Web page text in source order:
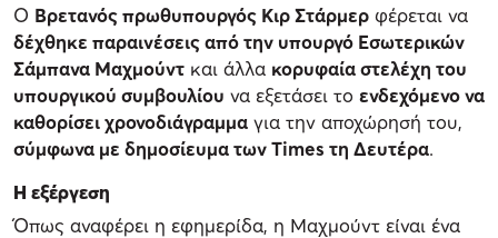
Ο Βρετανός πρωθυπουργός Κιρ Στάρμερ φέρεται να
δέχθηκε παραινέσεις από την υπουργό Εσωτερικών
Σάμπανα Μαχμούντ και άλλα κορυφαία στελέχη του
υπουργικού συμβουλίου να εξετάσει το ενδεχόμενο να
καθορίσει χρονοδιάγραμμα για την αποχώρησή του,
σύμφωνα με δημοσίευμα των Times τη Δευτέρα.
Η εξέργεση
Όπως αναφέρει η εφημερίδα, η Μαχμούντ είναι ένα